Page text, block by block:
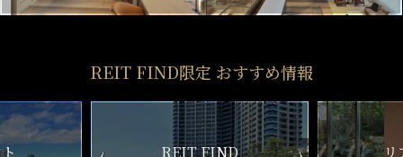
REIT FIND限定 おすすめ情報
リアルタイム
新